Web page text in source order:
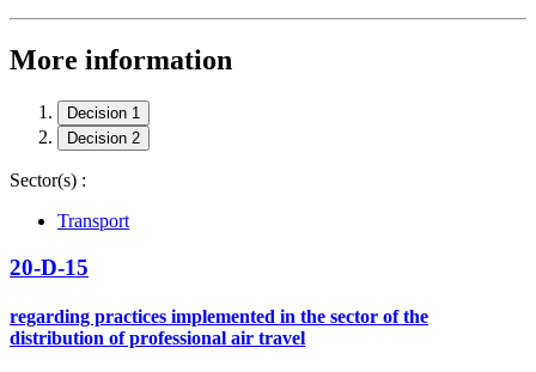
More information
Decision 1
Decision 2
Sector(s) :
Transport
20-D-15
regarding practices implemented in the sector of the
distribution of professional air travel